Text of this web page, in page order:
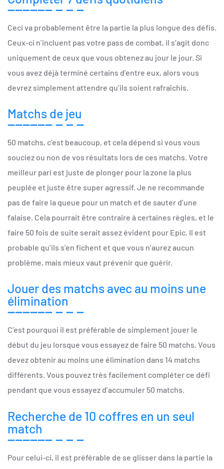
Ceci va probablement être la partie la plus longue des défis.
Ceux-ci n’incluent pas votre pass de combat, il s’agit donc
uniquement de ceux que vous obtenez au jour le jour. Si
vous avez déjà terminé certains d’entre eux, alors vous
devrez simplement attendre qu’ils soient rafraîchis.
Matchs de jeu
50 matchs, c’est beaucoup, et cela dépend si vous vous
souciez ou non de vos résultats lors de ces matchs. Votre
meilleur pari est juste de plonger pour la zone la plus
peuplée et juste être super agressif. Je ne recommande
pas de faire la queue pour un match et de sauter d’une
falaise. Cela pourrait être contraire à certaines règles, et le
faire 50 fois de suite serait assez évident pour Epic. Il est
probable qu’ils s’en fichent et que vous n’aurez aucun
problème, mais mieux vaut prévenir que guérir.
Jouer des matchs avec au moins une
élimination
C’est pourquoi il est préférable de simplement jouer le
début du jeu lorsque vous essayez de faire 50 matchs. Vous
devez obtenir au moins une élimination dans 14 matchs
différents. Vous pouvez très facilement compléter ce défi
pendant que vous essayez d’accumuler 50 matchs.
Recherche de 10 coffres en un seul
match
Pour celui-ci, il est préférable de se glisser dans la partie la